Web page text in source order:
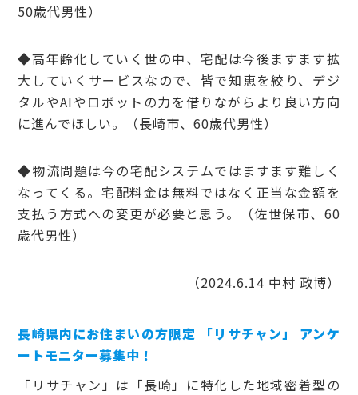
50歳代男性）
◆高年齢化していく世の中、宅配は今後ますます拡
大していくサービスなので、皆で知恵を絞り、デジ
タルやAIやロボットの力を借りながらより良い方向
に進んでほしい。（長崎市、60歳代男性）
◆物流問題は今の宅配システムではますます難しく
なってくる。宅配料金は無料ではなく正当な金額を
支払う方式への変更が必要と思う。（佐世保市、60
歳代男性）
（2024.6.14 中村 政博）
長崎県内にお住まいの方限定 「リサチャン」 アンケ
ートモニター募集中！
「リサチャン」は「長崎」に特化した地域密着型の